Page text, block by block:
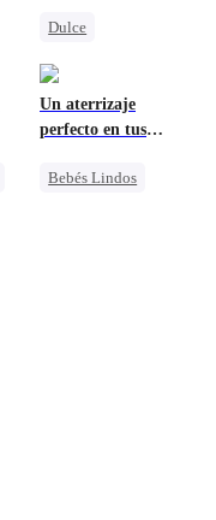
Dulce
Amnesia
Un aterrizaje
perfecto en tus
Bebés Lindos